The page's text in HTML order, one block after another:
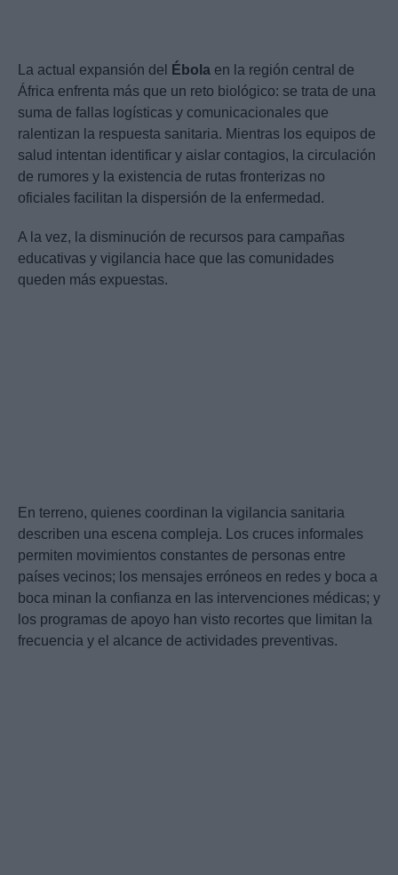
La actual expansión del Ébola en la región central de
África enfrenta más que un reto biológico: se trata de una
suma de fallas logísticas y comunicacionales que
ralentizan la respuesta sanitaria. Mientras los equipos de
salud intentan identificar y aislar contagios, la circulación
de rumores y la existencia de rutas fronterizas no
oficiales facilitan la dispersión de la enfermedad.
A la vez, la disminución de recursos para campañas
educativas y vigilancia hace que las comunidades
queden más expuestas.
En terreno, quienes coordinan la vigilancia sanitaria
describen una escena compleja. Los cruces informales
permiten movimientos constantes de personas entre
países vecinos; los mensajes erróneos en redes y boca a
boca minan la confianza en las intervenciones médicas; y
los programas de apoyo han visto recortes que limitan la
frecuencia y el alcance de actividades preventivas.